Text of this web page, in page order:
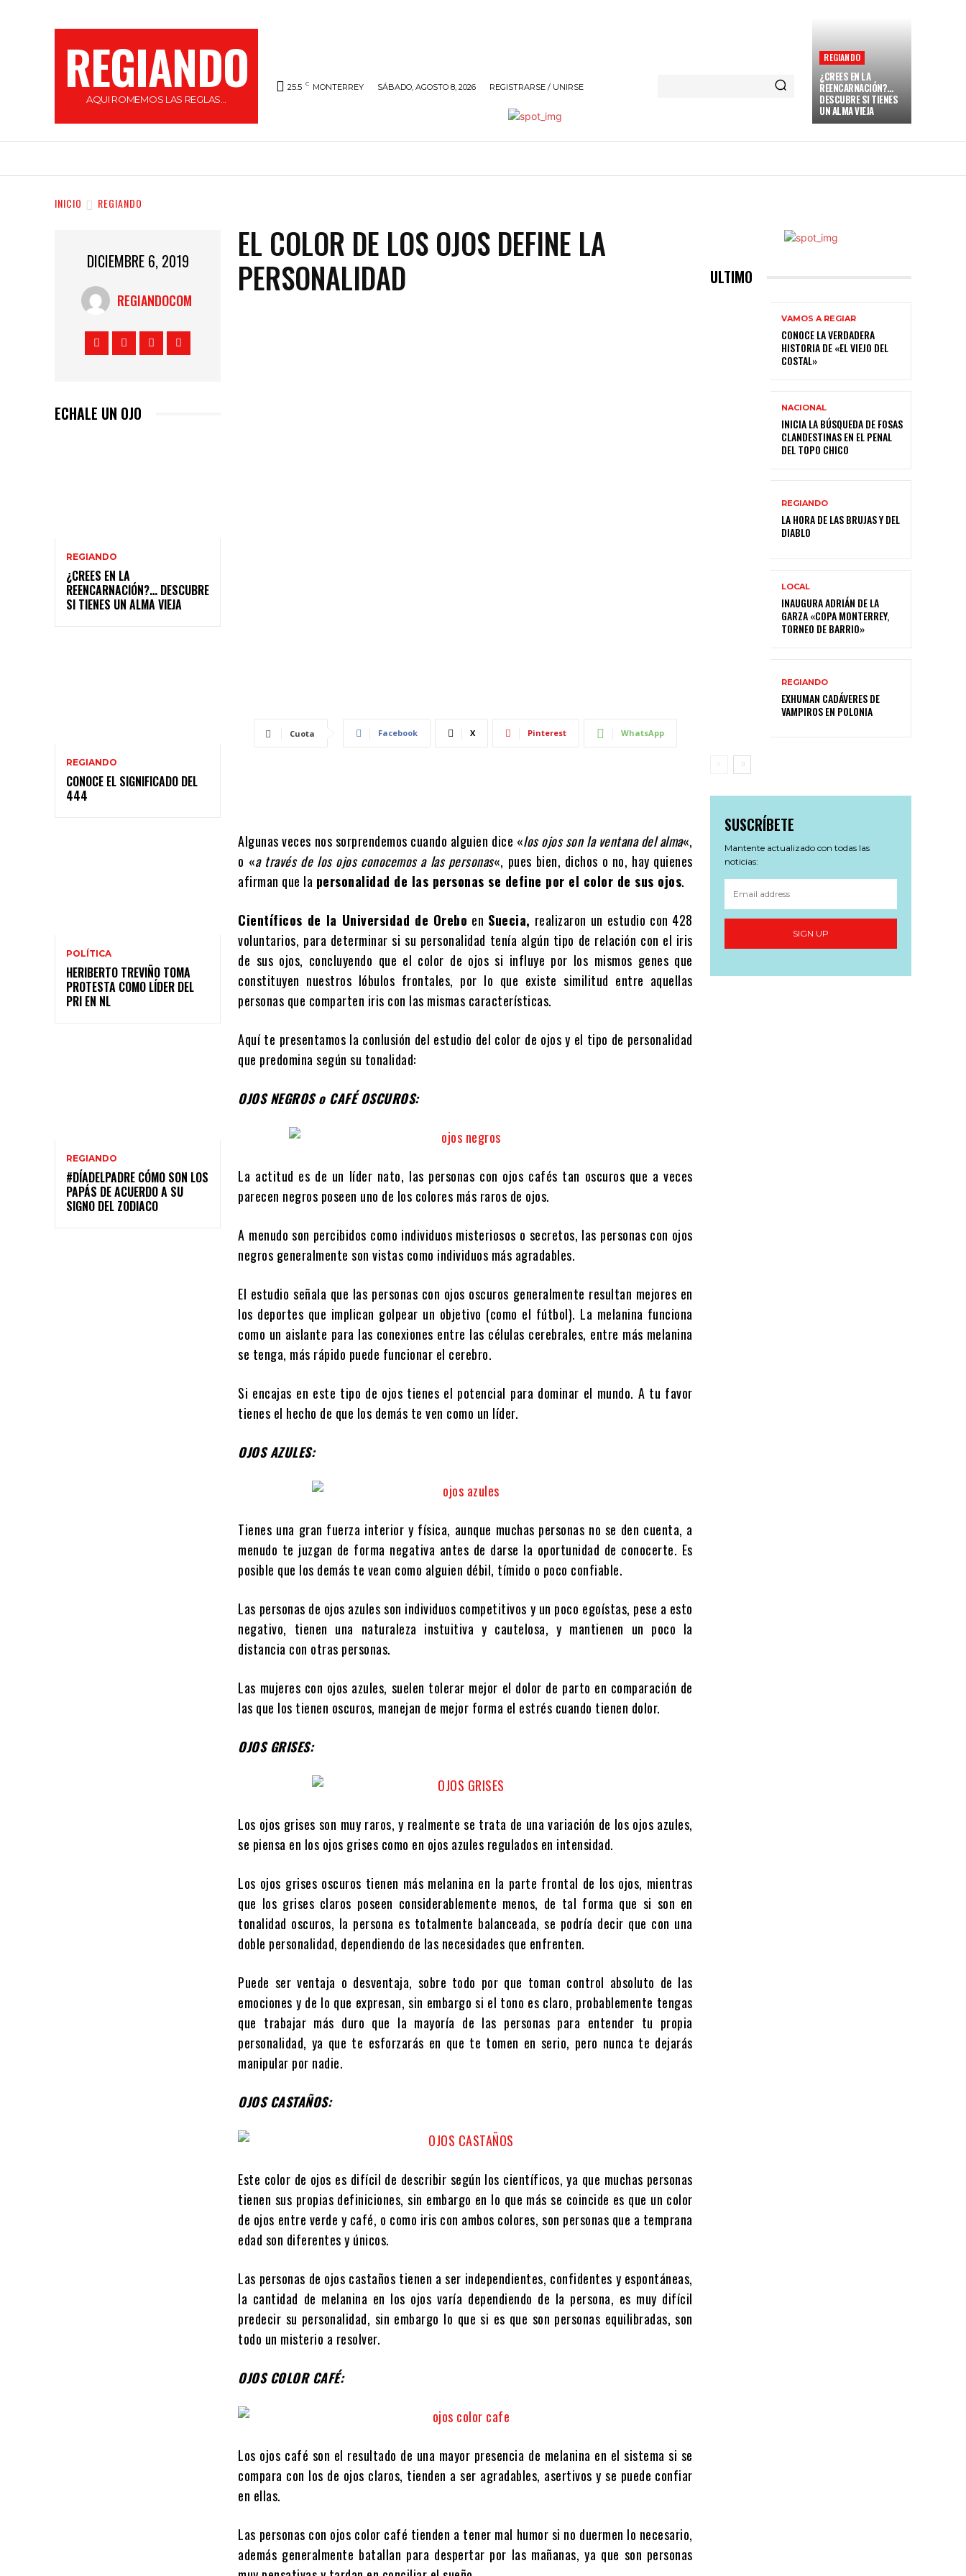
REGIANDO
AQUI ROMEMOS LAS REGLAS...
25.5 C MONTERREY SÁBADO, AGOSTO 8, 2026 REGISTRARSE / UNIRSE
REGIANDO
¿CREES EN LA
REENCARNACIÓN?…
DESCUBRE SI TIENES
UN ALMA VIEJA
INICIO REGIANDO
DICIEMBRE 6, 2019
REGIANDOCOM
ECHALE UN OJO
REGIANDO
¿CREES EN LA
REENCARNACIÓN?… DESCUBRE
SI TIENES UN ALMA VIEJA
REGIANDO
CONOCE EL SIGNIFICADO DEL
444
POLÍTICA
HERIBERTO TREVIÑO TOMA
PROTESTA COMO LÍDER DEL
PRI EN NL
REGIANDO
#DÍADELPADRE CÓMO SON LOS
PAPÁS DE ACUERDO A SU
SIGNO DEL ZODIACO
EL COLOR DE LOS OJOS DEFINE LA
PERSONALIDAD
Cuota Facebook X Pinterest WhatsApp
Algunas veces nos sorprendemos cuando alguien dice «los ojos son la ventana del alma«,
o «a través de los ojos conocemos a las personas«, pues bien, dichos o no, hay quienes
afirman que la personalidad de las personas se define por el color de sus ojos.
Científicos de la Universidad de Orebo en Suecia, realizaron un estudio con 428
voluntarios, para determinar si su personalidad tenía algún tipo de relación con el iris
de sus ojos, concluyendo que el color de ojos si influye por los mismos genes que
constituyen nuestros lóbulos frontales, por lo que existe similitud entre aquellas
personas que comparten iris con las mismas características.
Aquí te presentamos la conlusión del estudio del color de ojos y el tipo de personalidad
que predomina según su tonalidad:
OJOS NEGROS o CAFÉ OSCUROS:
La actitud es de un líder nato, las personas con ojos cafés tan oscuros que a veces
parecen negros poseen uno de los colores más raros de ojos.
A menudo son percibidos como individuos misteriosos o secretos, las personas con ojos
negros generalmente son vistas como individuos más agradables.
El estudio señala que las personas con ojos oscuros generalmente resultan mejores en
los deportes que implican golpear un objetivo (como el fútbol). La melanina funciona
como un aislante para las conexiones entre las células cerebrales, entre más melanina
se tenga, más rápido puede funcionar el cerebro.
Si encajas en este tipo de ojos tienes el potencial para dominar el mundo. A tu favor
tienes el hecho de que los demás te ven como un líder.
OJOS AZULES:
Tienes una gran fuerza interior y física, aunque muchas personas no se den cuenta, a
menudo te juzgan de forma negativa antes de darse la oportunidad de conocerte. Es
posible que los demás te vean como alguien débil, tímido o poco confiable.
Las personas de ojos azules son individuos competitivos y un poco egoístas, pese a esto
negativo, tienen una naturaleza instuitiva y cautelosa, y mantienen un poco la
distancia con otras personas.
Las mujeres con ojos azules, suelen tolerar mejor el dolor de parto en comparación de
las que los tienen oscuros, manejan de mejor forma el estrés cuando tienen dolor.
OJOS GRISES:
Los ojos grises son muy raros, y realmente se trata de una variación de los ojos azules,
se piensa en los ojos grises como en ojos azules regulados en intensidad.
Los ojos grises oscuros tienen más melanina en la parte frontal de los ojos, mientras
que los grises claros poseen considerablemente menos, de tal forma que si son en
tonalidad oscuros, la persona es totalmente balanceada, se podría decir que con una
doble personalidad, dependiendo de las necesidades que enfrenten.
Puede ser ventaja o desventaja, sobre todo por que toman control absoluto de las
emociones y de lo que expresan, sin embargo si el tono es claro, probablemente tengas
que trabajar más duro que la mayoría de las personas para entender tu propia
personalidad, ya que te esforzarás en que te tomen en serio, pero nunca te dejarás
manipular por nadie.
OJOS CASTAÑOS:
Este color de ojos es difícil de describir según los científicos, ya que muchas personas
tienen sus propias definiciones, sin embargo en lo que más se coincide es que un color
de ojos entre verde y café, o como iris con ambos colores, son personas que a temprana
edad son diferentes y únicos.
Las personas de ojos castaños tienen a ser independientes, confidentes y espontáneas,
la cantidad de melanina en los ojos varía dependiendo de la persona, es muy difícil
predecir su personalidad, sin embargo lo que si es que son personas equilibradas, son
todo un misterio a resolver.
OJOS COLOR CAFÉ:
Los ojos café son el resultado de una mayor presencia de melanina en el sistema si se
compara con los de ojos claros, tienden a ser agradables, asertivos y se puede confiar
en ellas.
Las personas con ojos color café tienden a tener mal humor si no duermen lo necesario,
además generalmente batallan para despertar por las mañanas, ya que son personas
ULTIMO
VAMOS A REGIAR
CONOCE LA VERDADERA
HISTORIA DE «EL VIEJO DEL
COSTAL»
NACIONAL
INICIA LA BÚSQUEDA DE FOSAS
CLANDESTINAS EN EL PENAL
DEL TOPO CHICO
REGIANDO
LA HORA DE LAS BRUJAS Y DEL
DIABLO
LOCAL
INAUGURA ADRIÁN DE LA
GARZA «COPA MONTERREY,
TORNEO DE BARRIO»
REGIANDO
EXHUMAN CADÁVERES DE
VAMPIROS EN POLONIA
SUSCRÍBETE
Mantente actualizado con todas las
noticias:
SIGN UP